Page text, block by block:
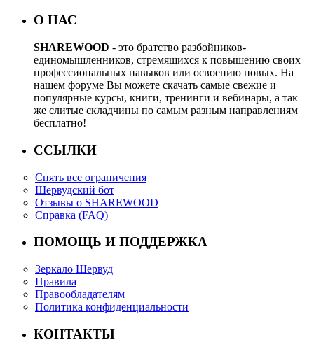
О НАС
SHAREWOOD - это братство разбойников-
единомышленников, стремящихся к повышению своих
профессиональных навыков или освоению новых. На
нашем форуме Вы можете скачать самые свежие и
популярные курсы, книги, тренинги и вебинары, а так
же слитые складчины по самым разным направлениям
бесплатно!
ССЫЛКИ
Снять все ограничения
Шервудский бот
Отзывы о SHAREWOOD
Справка (FAQ)
ПОМОЩЬ И ПОДДЕРЖКА
Зеркало Шервуд
Правила
Правообладателям
Политика конфиденциальности
КОНТАКТЫ